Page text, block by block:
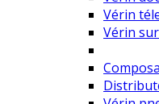
Vérin
Vérin